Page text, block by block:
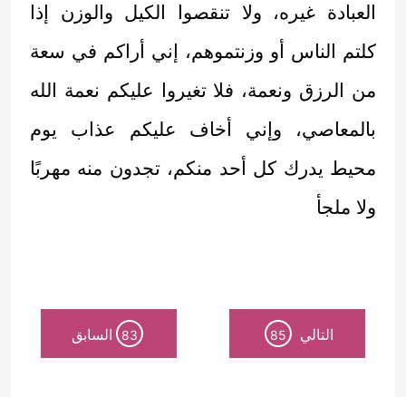
العبادة غيره، ولا تنقصوا الكيل والوزن إذا
كلتم الناس أو وزنتموهم، إني أراكم في سعة
من الرزق ونعمة، فلا تغيروا عليكم نعمة الله
بالمعاصي، وإني أخاف عليكم عذاب يوم
محيط يدرك كل أحد منكم، تجدون منه مهربًا
ولا ملجأ
التالي 85
83 السابق